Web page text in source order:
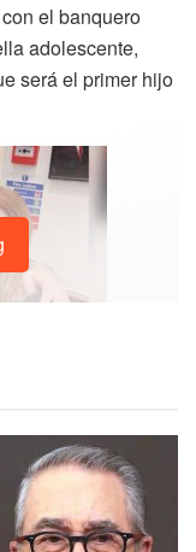
el banquero
adolescente,
será el primer hijo
para dar
ya cuenta con
ex estrella